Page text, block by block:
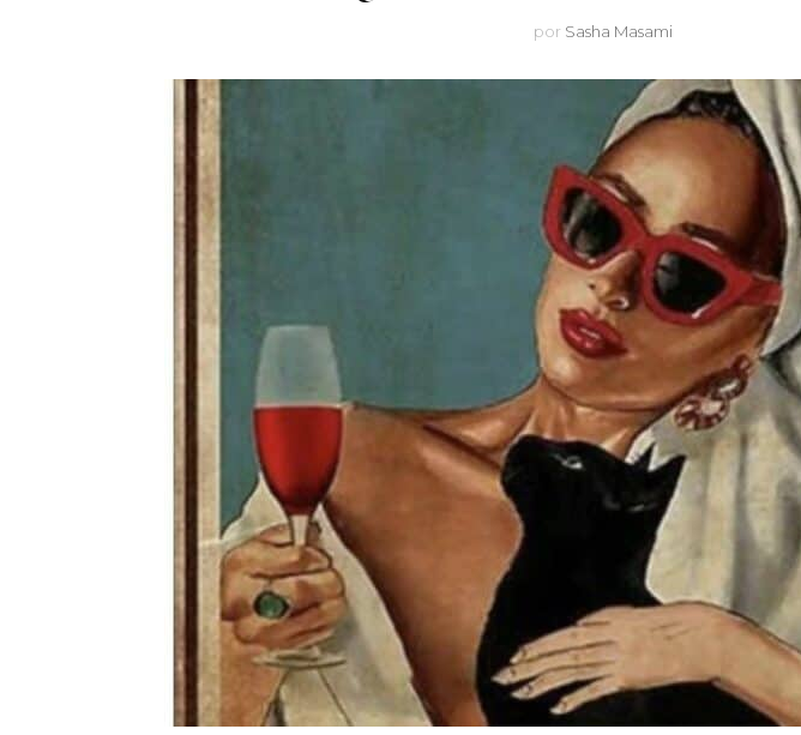
TRANSFORMANDO
IMPULSO EMOCIONAL
EN PODER
por Sasha Masami